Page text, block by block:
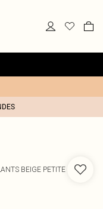
BEIGE PETITE